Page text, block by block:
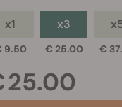
x1
9.50
x3
€ 25.00 €
25.00